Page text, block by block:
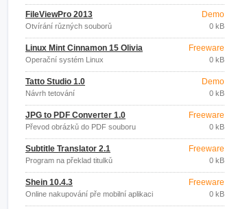
FileViewPro 2013
Otvírání různých souborů
Demo
0 kB
Linux Mint Cinnamon 15 Olivia
Operační systém Linux
Freeware
0 kB
Tatto Studio 1.0
Návrh tetování
Demo
0 kB
JPG to PDF Converter 1.0
Převod obrázků do PDF souboru
Freeware
0 kB
Subtitle Translator 2.1
Program na překlad titulků
Freeware
0 kB
Shein 10.4.3
Online nakupování pře mobilní aplikaci
Freeware
0 kB